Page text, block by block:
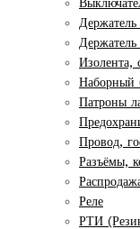
Держатель
Держатель
Изолента,
Наборный
Патроны
Провод,
Разъёмы,
Реле
РТИ